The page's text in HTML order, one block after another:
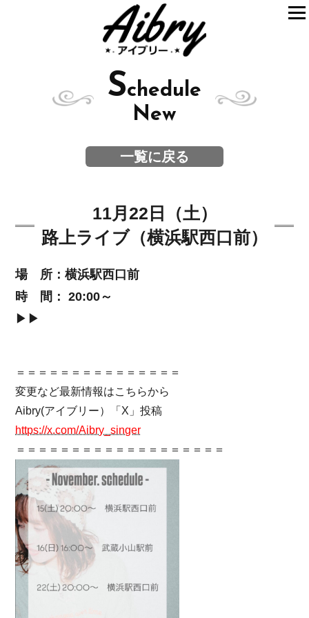
Schedule
New
一覧に戻る
11月22日（土）
路上ライブ（横浜駅西口前）
場 所：横浜駅西口前
時 間： 20:00～
▶▶
＝＝＝＝＝＝＝＝＝＝＝＝＝＝＝
変更など最新情報はこちらから
Aibry(アイブリー）「X」投稿
https://x.com/Aibry_singer
＝＝＝＝＝＝＝＝＝＝＝＝＝＝＝＝＝＝＝